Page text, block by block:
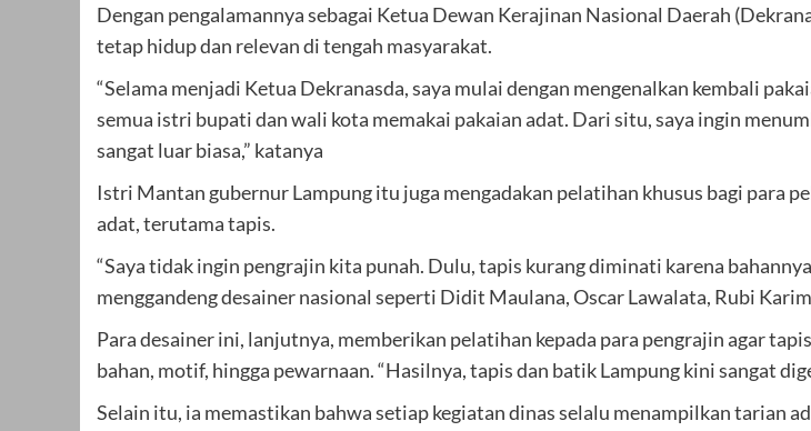
Dengan pengalamannya sebagai Ketua Dewan Kerajinan Nasional Daerah
tetap hidup dan relevan di tengah masyarakat.
“Selama menjadi Ketua Dekranasda, saya mulai dengan mengenalkan kembali
semua istri bupati dan wali kota memakai pakaian adat. Dari situ, saya ingin
sangat luar biasa,” katanya
Istri Mantan gubernur Lampung itu juga mengadakan pelatihan khusus bagi para
adat, terutama tapis.
“Saya tidak ingin pengrajin kita punah. Dulu, tapis kurang diminati karena
menggandeng desainer nasional seperti Didit Maulana, Oscar Lawalata, Rubi
Para desainer ini, lanjutnya, memberikan pelatihan kepada para pengrajin agar
bahan, motif, hingga pewarnaan. “Hasilnya, tapis dan batik Lampung kini sangat
Selain itu, ia memastikan bahwa setiap kegiatan dinas selalu menampilkan tarian